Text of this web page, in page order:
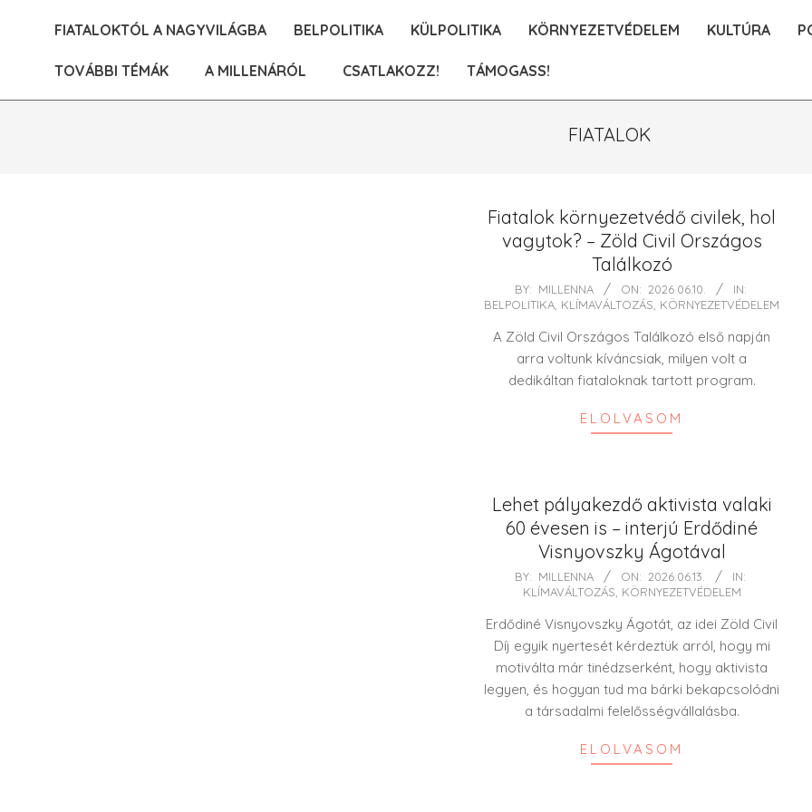
FIATALOKTÓL A NAGYVILÁGBA BELPOLITIKA KÜLPOLITIKA KÖRNYEZETVÉDELEM KULTÚRA
TOVÁBBI TÉMÁK A MILLENÁRÓL CSATLAKOZZ! TÁMOGASS!
FIATALOK
Fiatalok környezetvédő civilek, hol
vagytok? – Zöld Civil Országos
Találkozó
2026-
06-
10
BY: MILLENNA ON: 2026.06.10.
IN:
BELPOLITIKA KLÍMAVÁLTOZÁS KÖRNYEZETVÉDELEM
A Zöld Civil Országos Találkozó első napján
arra voltunk kíváncsiak, milyen volt a
dedikáltan fiataloknak tartott program.
ELOLVASOM
Lehet pályakezdő aktivista valaki
60 évesen is – interjú Erdődiné
Visnyovszky Ágotával
2026-
13
BY: MILLENNA ON: 2026.06.13.
IN:
KLÍMAVÁLTOZÁS KÖRNYEZETVÉDELEM
Erdődiné Visnyovszky Ágotát, az idei Zöld Civil
Díj egyik nyertesét kérdeztük arról, hogy mi
motiválta már tinédzserként, hogy aktivista
legyen, és hogyan tud ma bárki bekapcsolódni
a társadalmi felelősségvállalásba.
ELOLVASOM